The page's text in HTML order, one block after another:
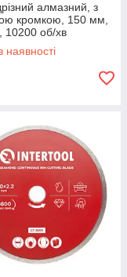
алмазний, з
кромкою, 150 мм,
10200 об/хв
CT-3008